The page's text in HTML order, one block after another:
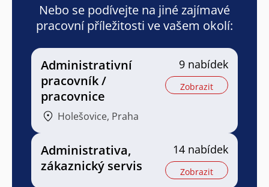
Nebo se podívejte na jiné zajímavé
pracovní příležitosti ve vašem okolí:
Administrativní
pracovník /
pracovnice
Holešovice, Praha
9 nabídek
Zobrazit
Administrativa,
zákaznický servis
14 nabídek
Zobrazit